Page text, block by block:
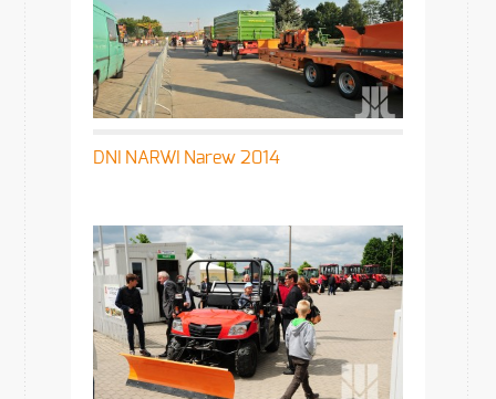
DNI NARWI Narew 2014